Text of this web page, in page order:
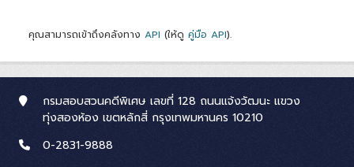
คุณสามารถเข้าถึงคลังทาง API (ให้ดู คู่มือ API).
กรมสอบสวนคดีพิเศษ เลขที่ 128 ถนนแจ้งวัฒนะ แขวง
ทุ่งสองห้อง เขตหลักสี่ กรุงเทพมหานคร 10210
0-2831-9888